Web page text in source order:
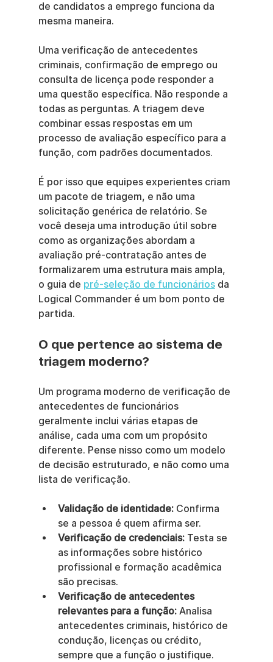
de candidatos a emprego funciona da
mesma maneira.
Uma verificação de antecedentes
criminais, confirmação de emprego ou
consulta de licença pode responder a
uma questão específica. Não responde a
todas as perguntas. A triagem deve
combinar essas respostas em um
processo de avaliação específico para a
função, com padrões documentados.
É por isso que equipes experientes criam
um pacote de triagem, e não uma
solicitação genérica de relatório. Se
você deseja uma introdução útil sobre
como as organizações abordam a
avaliação pré-contratação antes de
formalizarem uma estrutura mais ampla,
o guia de pré-seleção de funcionários da
Logical Commander é um bom ponto de
partida.
O que pertence ao sistema de
triagem moderno?
Um programa moderno de verificação de
antecedentes de funcionários
geralmente inclui várias etapas de
análise, cada uma com um propósito
diferente. Pense nisso como um modelo
de decisão estruturado, e não como uma
lista de verificação.
Validação de identidade: Confirma
se a pessoa é quem afirma ser.
Verificação de credenciais: Testa se
as informações sobre histórico
profissional e formação acadêmica
são precisas.
Verificação de antecedentes
relevantes para a função: Analisa
antecedentes criminais, histórico de
condução, licenças ou crédito,
sempre que a função o justifique.